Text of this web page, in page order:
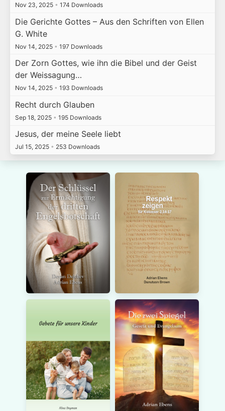
Nov 23, 2025 • 174 Downloads
Die Gerichte Gottes – Aus den Schriften von Ellen
G. White
Nov 14, 2025 • 197 Downloads
Der Zorn Gottes, wie ihn die Bibel und der Geist
der Weissagung…
Nov 14, 2025 • 193 Downloads
Recht durch Glauben
Sep 18, 2025 • 195 Downloads
Jesus, der meine Seele liebt
Jul 15, 2025 • 253 Downloads